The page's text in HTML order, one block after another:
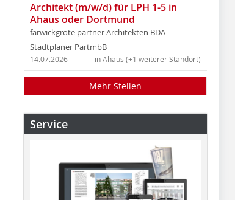
Architekt (m/w/d) für LPH 1-5 in
Ahaus oder Dortmund
farwickgrote partner Architekten BDA
Stadtplaner PartmbB
in Ahaus (+1 weiterer Standort)
14.07.2026
Mehr Stellen
Service